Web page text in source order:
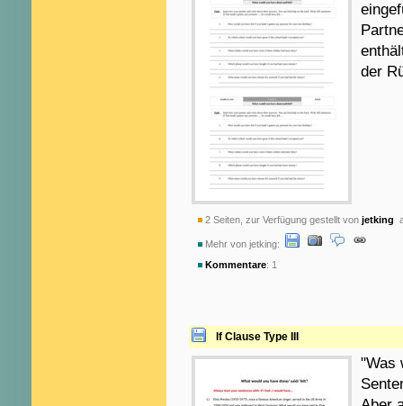
der
2 Seiten, zur Verfügung gestellt von jetking
Mehr von jetking:
Kommentare: 1
If Clause Type III
"Was